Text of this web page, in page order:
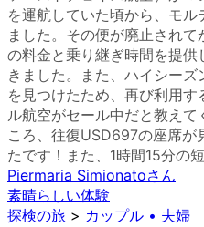
を運航していた頃から、モ
ました。その便が廃止され
の料金と乗り継ぎ時間を提
きました。また、ハイシー
を見つけたため、再び利用
ル航空がセール中だと教え
ころ、往復USD697の座席
たです！また、1時間15分の
Piermaria Simionatoさん
素晴らしい体験
探検の旅 > カップル • 夫婦